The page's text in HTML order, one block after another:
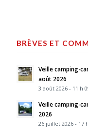
BRÈVES ET
Veille camping-
août 2026
3 août 2026 - 11 h
Veille camping-
2026
26 juillet 2026 - 17